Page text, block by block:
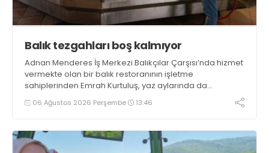
Balık tezgahları boş kalmıyor
Adnan Menderes İş Merkezi Balıkçılar Çarşısı’nda hizmet
vermekte olan bir balık restoranının işletme
sahiplerinden Emrah Kurtuluş, yaz aylarında da
tezgahlarda taze balık bulunduğunu ifade ederek “Yıl
boyunca tezgahlarda taze balık bulmak mümkün
06 Ağustos 2026 Perşembe 13:46